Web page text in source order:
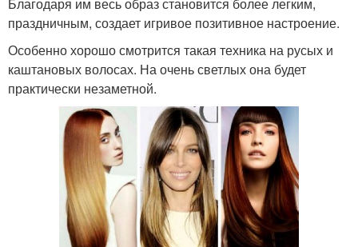
Благодаря им весь образ становится более легким,
праздничным, создает игривое позитивное настроение.
Особенно хорошо смотрится такая техника на русых и
каштановых волосах. На очень светлых она будет
практически незаметной.